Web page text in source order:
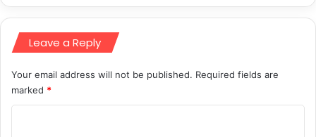
Leave a Reply
Your email address will not be published. Required fields are
marked *